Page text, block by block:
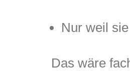
Nur weil
Das wäre